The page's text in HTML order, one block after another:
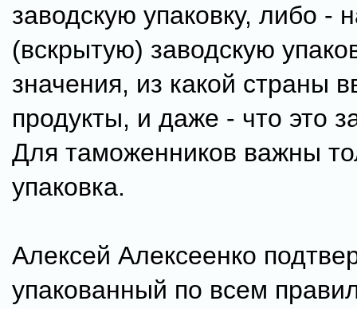
заводскую упаковку, либо -
(вскрытую) заводскую
значения, из какой страны
продукты, и даже - что это
Для таможенников важны
упаковка.
Алексей Алексеенко
упакованный по всем